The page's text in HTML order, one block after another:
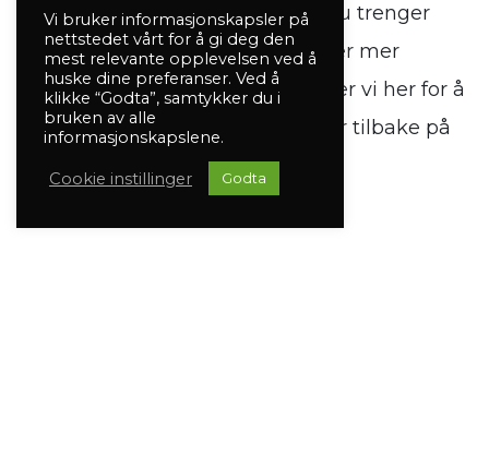
tjenester av høy kvalitet. Enten du trenger
hjelp med enkle reparasjoner eller mer
komplekse bergingssituasjoner, er vi her for å
sikre at du raskt og trygt kommer tilbake på
Vi bruker informasjonskapsler på
nettstedet vårt for å gi deg den
mest relevante opplevelsen ved å
huske dine preferanser. Ved å
klikke “Godta”, samtykker du i
bruken av alle
informasjonskapslene.
Cookie instillinger Godta